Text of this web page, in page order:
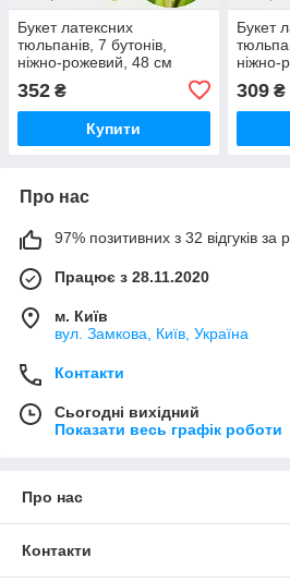
Букет латексних
тюльпанів, 7 бутонів,
ніжно-рожевий, 48 см
352 ₴
Купити
Букет
ніжно-
309₴
Про нас
97% позитивних з 32 відгуків за
Працює з 28.11.2020
м. Київ
вул. Замкова, Київ, Україна
Контакти
Сьогодні вихідний
Показати весь графік роботи
Про нас
Контакти